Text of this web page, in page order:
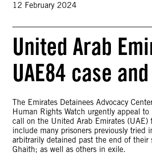
12 February 2024
United Arab
UAE84 case
The Emirates Detainees Advocacy
Human Rights Watch urgently appeal
call on the United Arab Emirates (UAE)
include many prisoners previously
arbitrarily detained past the end of their
Ghaith; as well as others in exile.